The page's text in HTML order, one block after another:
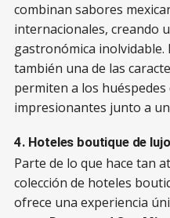
combinan sabores
internacionales, creando
gastronómica inolvidable.
también una de las
permiten a los
impresionantes junto a
4. Hoteles boutique de lujo
Parte de lo que hace tan
colección de hoteles
ofrece una experiencia